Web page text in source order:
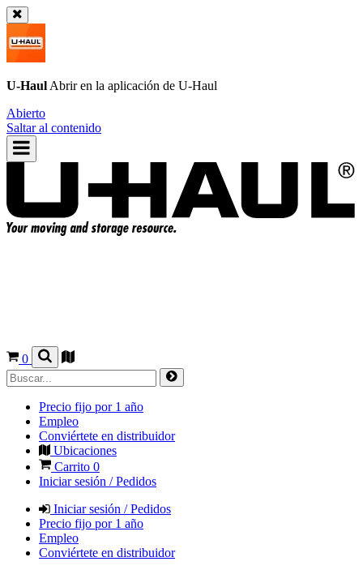
U-Haul Abrir en la aplicación de U-Haul
Abierto
Saltar al contenido
0
Precio fijo por 1 año
Empleo
Conviértete en distribuidor
Ubicaciones
Carrito 0
Iniciar sesión / Pedidos
Iniciar sesión / Pedidos
Precio fijo por 1 año
Empleo
Conviértete en distribuidor